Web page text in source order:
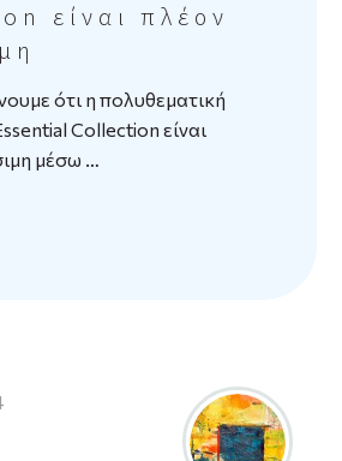
είναι πλέον
ότι η πολυθεματική
Collection είναι
μέσω …